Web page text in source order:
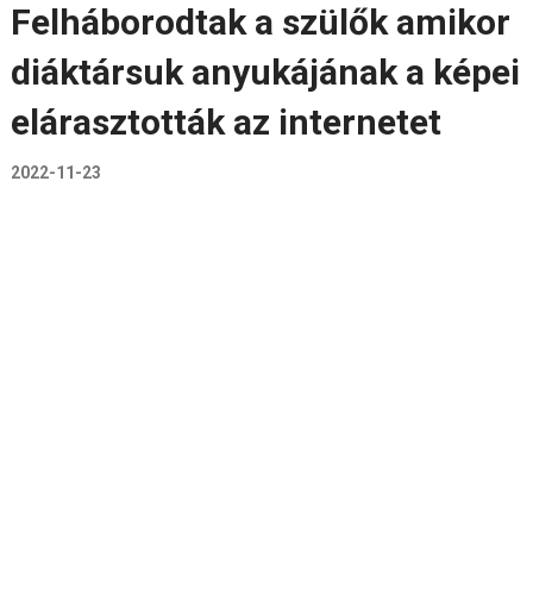
Felháborodtak a szülők amikor
diáktársuk anyukájának a képei
elárasztották az internetet
2022-11-23